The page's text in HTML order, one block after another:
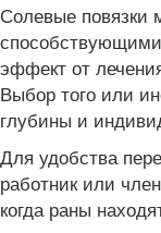
Солевые повязки
эффект от
Выбор того или
глубины и
Для удобства
работник или
когда раны